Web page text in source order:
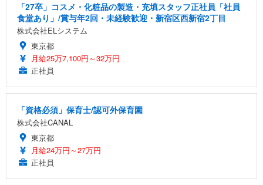
「27卒」コスメ・化粧品の製造・充填スタッフ正社員「社員
食堂あり」/賞与年2回・未経験歓迎・新宿区西新宿2丁目
株式会社ELシステム
東京都
月給25万7,100円～32万円
正社員
「資格必須」保育士/認可外保育園
株式会社CANAL
東京都
月給24万円～27万円
正社員